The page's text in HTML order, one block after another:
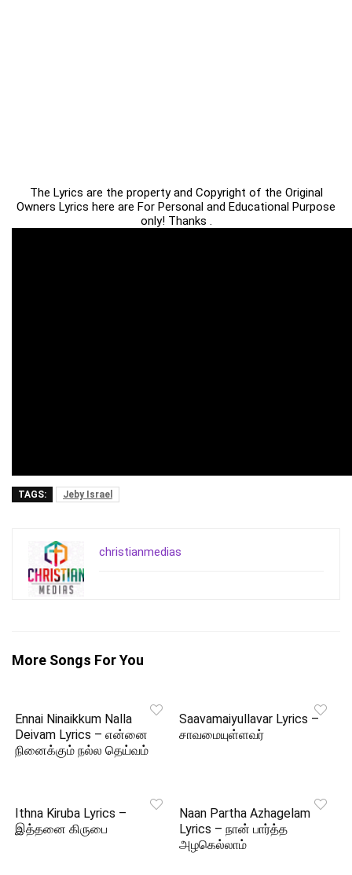
The Lyrics are the property and Copyright of the Original
Owners Lyrics here are For Personal and Educational Purpose
only! Thanks .
TAGS: Jeby Israel
christianmedias
More Songs For You
Ennai Ninaikkum Nalla
Deivam Lyrics – என்னை
நினைக்கும் நல்ல தெய்வம்
Saavamaiyullavar Lyrics –
சாவமையுள்ளவர்
Ithna Kiruba Lyrics –
இத்தனை கிருபை
Naan Partha Azhagelam
Lyrics – நான் பார்த்த
அழகெல்லாம்